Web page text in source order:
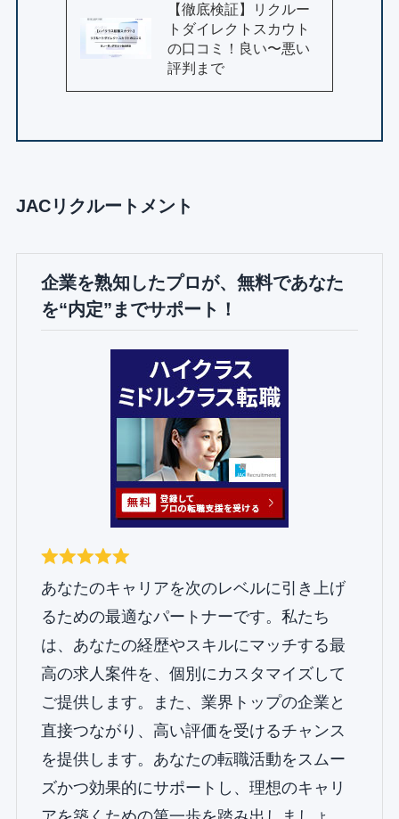
【徹底検証】リクルー
トダイレクトスカウト
の口コミ！良い〜悪い
評判まで
JACリクルートメント
企業を熟知したプロが、無料であなた
を“内定”までサポート！
あなたのキャリアを次のレベルに引き上げ
るための最適なパートナーです。私たち
は、あなたの経歴やスキルにマッチする最
高の求人案件を、個別にカスタマイズして
ご提供します。また、業界トップの企業と
直接つながり、高い評価を受けるチャンス
を提供します。あなたの転職活動をスムー
ズかつ効果的にサポートし、理想のキャリ